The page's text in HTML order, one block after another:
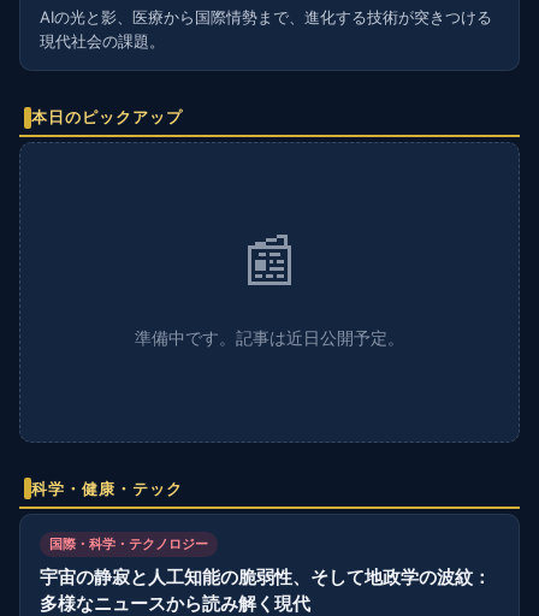
AIの光と影、医療から国際情勢まで、進化する技術が突きつける
現代社会の課題。
本日のピックアップ
📰
準備中です。記事は近日公開予定。
科学・健康・テック
国際・科学・テクノロジー
宇宙の静寂と人工知能の脆弱性、そして地政学の波紋：
多様なニュースから読み解く現代